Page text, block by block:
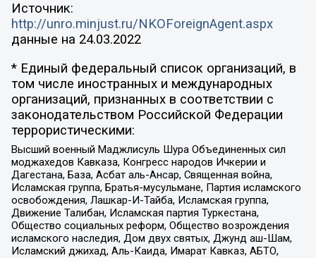
Источник:
http://unro.minjust.ru/NKOForeignAgent.aspx
данные на 24.03.2022
* Единый федеральный список организаций, в
том числе иностранных и международных
организаций, признанных в соответствии с
законодательством Российской Федерации
террористическими:
Высший военный Маджлисуль Шура Объединенных сил
моджахедов Кавказа, Конгресс народов Ичкерии и
Дагестана, База, Асбат аль-Ансар, Священная война,
Исламская группа, Братья-мусульмане, Партия исламского
освобождения, Лашкар-И-Тайба, Исламская группа,
Движение Талибан, Исламская партия Туркестана,
Общество социальных реформ, Общество возрождения
исламского наследия, Дом двух святых, Джунд аш-Шам,
Исламский джихад, Аль-Каида, Имарат Кавказ, АБТО,